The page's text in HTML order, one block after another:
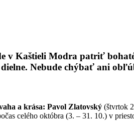
v Kaštieli Modra patriť
Nebude chýbať ani
a krása: Pavol Zlatovský (štvrtok
celého októbra (3. – 31. 10.) v